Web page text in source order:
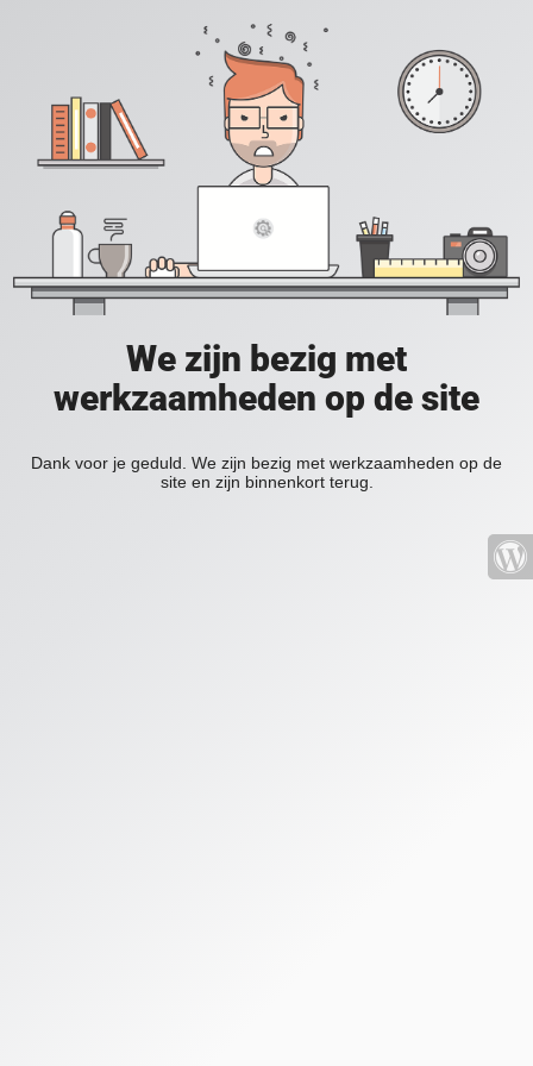
We zijn bezig met
werkzaamheden op de site
Dank voor je geduld. We zijn bezig met werkzaamheden op de
site en zijn binnenkort terug.